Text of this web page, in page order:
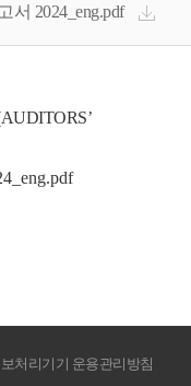
서 2024_eng.pdf
처리기기 운용관리방침